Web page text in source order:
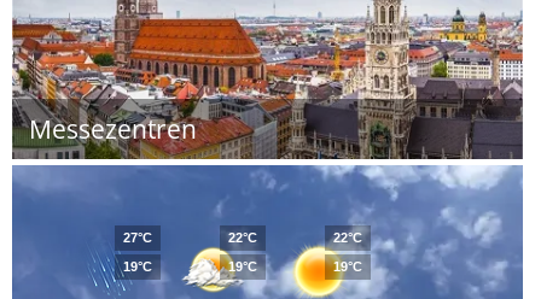
Messezentren
27°C
19°C
22°C
19°C
22°C
19°C